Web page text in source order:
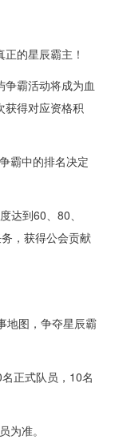
的星辰霸主！
争霸活动将成为血
获得对应资格积
霸中的排名决定
达到60、80、
，获得公会贡献
地图，争夺星辰霸
正式队员，10名
为准。